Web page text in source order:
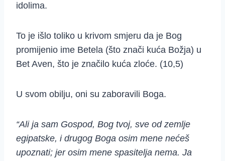
idolima.
To je išlo toliko u krivom smjeru da je Bog
promijenio ime Betela (što znači kuća Božja) u
Bet Aven, što je značilo kuća zloće. (10,5)
U svom obilju, oni su zaboravili Boga.
“Ali ja sam Gospod, Bog tvoj, sve od zemlje
egipatske, i drugog Boga osim mene nećeš
upoznati; jer osim mene spasitelja nema. Ja